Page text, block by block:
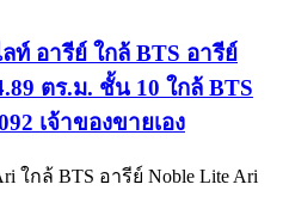
ท์ อารีย์ ใกล้ BTS อารีย์
ตร.ม. ชั้น 10 ใกล้ BTS
เจ้าของขายเอง
ใกล้ BTS อารีย์ Noble Lite Ari